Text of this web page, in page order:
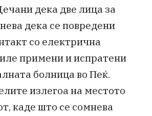
дека две лица за
дека се повредени
со електрична
примени и испратени
болница во Пеќ.
излегоа на местото
каде што се сомнева